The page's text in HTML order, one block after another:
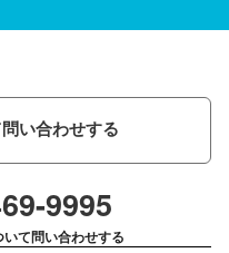
い合わせする
9995
て問い合わせする